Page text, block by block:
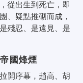
從出生到死亡，即
、疑點推砌而成，
殘忍、是遠見、是
國烽煙
開序幕，趙高、胡